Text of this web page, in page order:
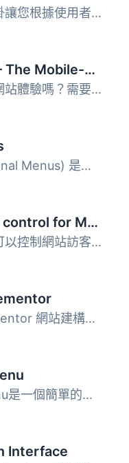
Nav Menu Roles 外掛讓您根據使用者角色隱藏自訂選單項目，適...
WP Mobile Menu – The Mobile-Friendly Responsive Menu
需要一個專門的手機網站體驗嗎？需要一個能讓您的手機訪客參...
條件式選單 (Conditional Menus) 是一款由 Themify 推出的簡...
If Menu – Visibility control for Menus
藉由可見度規則，您可以控制網站訪客看到哪些選單項目。以下...
這個外掛是針對 Elementor 網站建構器的附加功能，這代表你需...
WP Responsive Menu是一個簡單的外掛，可以讓您在WordPress網...
Interface